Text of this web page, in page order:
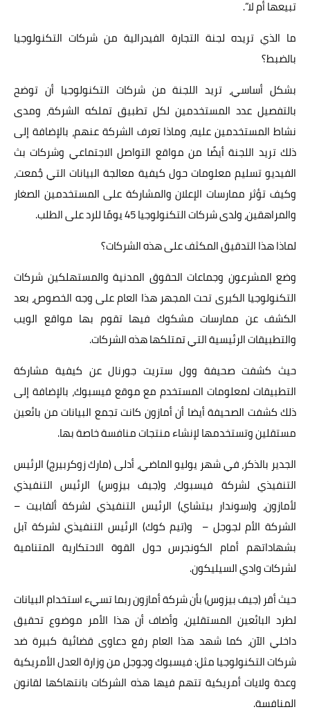
تبيعها أم لا”.
ما الذي تريده لجنة التجارة الفيدرالية من شركات التكنولوجيا
بالضبط؟
بشكل أساسي، تريد اللجنة من شركات التكنولوجيا أن توضح
بالتفصيل عدد المستخدمين لكل تطبيق تملكه الشركة، ومدى
نشاط المستخدمين عليه، وماذا تعرف الشركة عنهم، بالإضافة إلى
ذلك تريد اللجنة أيضًا من مواقع التواصل الاجتماعي وشركات بث
الفيديو تسليم معلومات حول كيفية معالجة البيانات التي جُمعت،
وكيف تؤثر ممارسات الإعلان والمشاركة على المستخدمين الصغار
والمراهقين، ولدى شركات التكنولوجيا 45 يومًا للرد على الطلب.
لماذا هذا التدقيق المكثف على هذه الشركات؟
وضع المشرعون وجماعات الحقوق المدنية والمستهلكين شركات
التكنولوجيا الكبرى تحت المجهر هذا العام على وجه الخصوص، بعد
الكشف عن ممارسات مشكوك فيها تقوم بها مواقع الويب
والتطبيقات الرئيسية التي تمتلكها هذه الشركات.
حيث كشفت صحيفة وول ستريت جورنال عن كيفية مشاركة
التطبيقات لمعلومات المستخدم مع موقع فيسبوك، بالإضافة إلى
ذلك كشفت الصحيفة أيضا أن أمازون كانت تجمع البيانات من بائعين
مستقلين وتستخدمها لإنشاء منتجات منافسة خاصة بها.
الجدير بالذكر، في شهر يوليو الماضي، أدلى (مارك زوكربيرج) الرئيس
التنفيذي لشركة فيسبوك، و(جيف بيزوس) الرئيس التنفيذي
لأمازون، و(سوندار بيتشاي) الرئيس التنفيذي لشركة ألفابيت –
الشركة الأم لجوجل – و(تيم كوك) الرئيس التنفيذي لشركة آبل
بشهاداتهم أمام الكونجرس حول القوة الاحتكارية المتنامية
لشركات وادي السيليكون.
حيث أقر (جيف بيزوس) بأن شركة أمازون ربما تسيء استخدام البيانات
لطرد البائعين المستقلين، وأضاف أن هذا الأمر موضوع تحقيق
داخلي الآن، كما شهد هذا العام رفع دعاوى قضائية كبيرة ضد
شركات التكنولوجيا مثل: فيسبوك وجوجل من وزارة العدل الأمريكية
وعدة ولايات أمريكية تتهم فيها هذه الشركات بانتهاكها لقانون
المنافسة.